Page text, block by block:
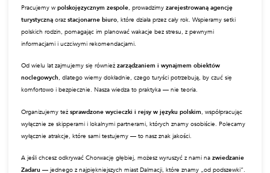
In the picturesque city of Zadar, Croatia, lies a
extraordinary place, the only institution of its
whole world, takes us on a fascinating journey
Onas — Wasi lokalni przewodnicy
Chorwacji